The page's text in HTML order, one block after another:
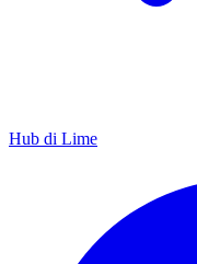
Hub di Lime